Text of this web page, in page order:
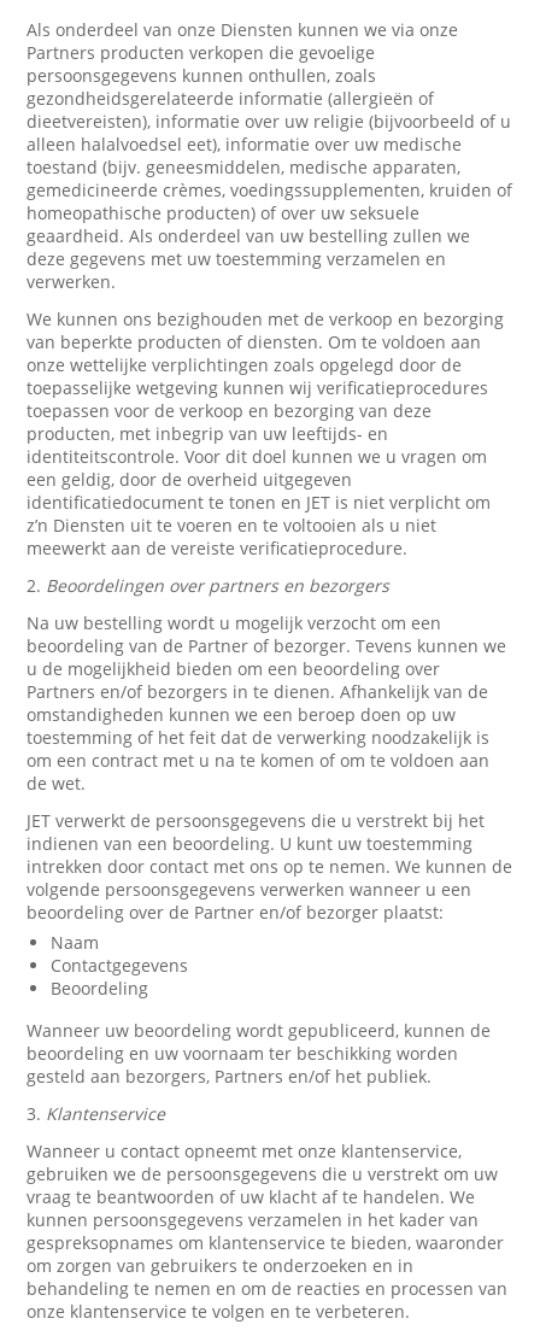
Als onderdeel van onze Diensten kunnen we via onze
Partners producten verkopen die gevoelige
persoonsgegevens kunnen onthullen, zoals
gezondheidsgerelateerde informatie (allergieën of
dieetvereisten), informatie over uw religie (bijvoorbeeld of u
alleen halalvoedsel eet), informatie over uw medische
toestand (bijv. geneesmiddelen, medische apparaten,
gemedicineerde crèmes, voedingssupplementen, kruiden of
homeopathische producten) of over uw seksuele
geaardheid. Als onderdeel van uw bestelling zullen we
deze gegevens met uw toestemming verzamelen en
verwerken.
We kunnen ons bezighouden met de verkoop en bezorging
van beperkte producten of diensten. Om te voldoen aan
onze wettelijke verplichtingen zoals opgelegd door de
toepasselijke wetgeving kunnen wij verificatieprocedures
toepassen voor de verkoop en bezorging van deze
producten, met inbegrip van uw leeftijds- en
identiteitscontrole. Voor dit doel kunnen we u vragen om
een geldig, door de overheid uitgegeven
identificatiedocument te tonen en JET is niet verplicht om
z’n Diensten uit te voeren en te voltooien als u niet
meewerkt aan de vereiste verificatieprocedure.
2. Beoordelingen over partners en bezorgers
Na uw bestelling wordt u mogelijk verzocht om een
beoordeling van de Partner of bezorger. Tevens kunnen we
u de mogelijkheid bieden om een beoordeling over
Partners en/of bezorgers in te dienen. Afhankelijk van de
omstandigheden kunnen we een beroep doen op uw
toestemming of het feit dat de verwerking noodzakelijk is
om een contract met u na te komen of om te voldoen aan
de wet.
JET verwerkt de persoonsgegevens die u verstrekt bij het
indienen van een beoordeling. U kunt uw toestemming
intrekken door contact met ons op te nemen. We kunnen de
volgende persoonsgegevens verwerken wanneer u een
beoordeling over de Partner en/of bezorger plaatst:
Naam
Contactgegevens
Beoordeling
Wanneer uw beoordeling wordt gepubliceerd, kunnen de
beoordeling en uw voornaam ter beschikking worden
gesteld aan bezorgers, Partners en/of het publiek.
3. Klantenservice
Wanneer u contact opneemt met onze klantenservice,
gebruiken we de persoonsgegevens die u verstrekt om uw
vraag te beantwoorden of uw klacht af te handelen. We
kunnen persoonsgegevens verzamelen in het kader van
gespreksopnames om klantenservice te bieden, waaronder
om zorgen van gebruikers te onderzoeken en in
behandeling te nemen en om de reacties en processen van
onze klantenservice te volgen en te verbeteren.